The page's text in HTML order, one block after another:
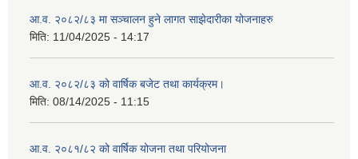
आ.व. २०८२/८३ मा सञ्चालन हुने लागत साझेदारीका योजनाहरु
मिति: 11/04/2025 - 14:17
आ.व. २०८२/८३ को वार्षिक बजेट तथा कार्यक्रम।
मिति: 08/14/2025 - 11:15
आ.व. २०८१/८२ को वार्षिक योजना तथा परियोजना